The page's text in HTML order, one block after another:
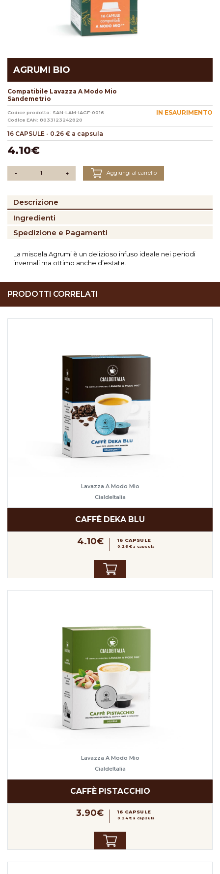
AGRUMI BIO
Compatibile Lavazza A Modo Mio
Sandemetrio
Codice prodotto: SAN-LAM-IAGF-0016
Codice EAN: 8033123242820
IN ESAURIMENTO
16 CAPSULE - 0.26 € a capsula
4.10€
- + Aggiungi al carrello
Descrizione
Ingredienti
Spedizione e Pagamenti
La miscela Agrumi è un delizioso infuso ideale nei periodi
invernali ma ottimo anche d’estate.
PRODOTTI CORRELATI
Lavazza A Modo Mio
CialdeItalia
CAFFÈ DEKA BLU
4.10€ 16 CAPSULE
0.26 € a capsula
Lavazza A Modo Mio
CialdeItalia
CAFFÈ PISTACCHIO
3.90€ 16 CAPSULE
0.24 € a capsula